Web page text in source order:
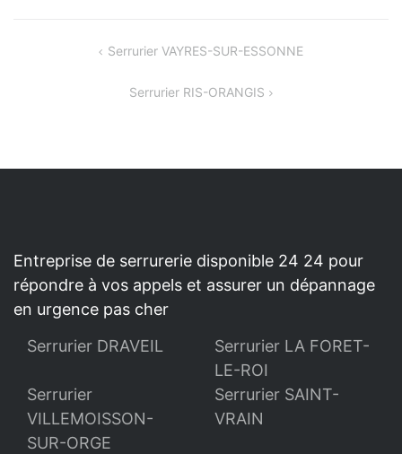
NAVIGATIONSerrurier VAYRES-SUR-ESSONNE
Serrurier RIS-ORANGIS
Entreprise de serrurerie disponible 24 24 pour
répondre à vos appels et assurer un dépannage
en urgence pas cher
Serrurier DRAVEIL
Serrurier LA FORET-
LE-ROI
Serrurier
VILLEMOISSON-
SUR-ORGE
Serrurier SAINT-
VRAIN